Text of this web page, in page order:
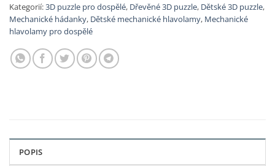
Kategorií:3D puzzle pro dospělé, Dřevěné 3D puzzle, Dětské 3D puzzle,
Mechanické hádanky, Dětské mechanické hlavolamy, Mechanické
hlavolamy pro dospělé
POPIS